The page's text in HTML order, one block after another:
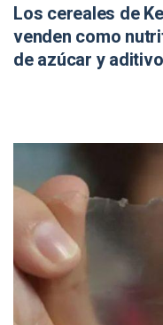
Los cereales de
venden como
de azúcar y